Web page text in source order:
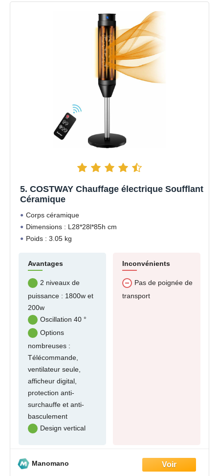
5. COSTWAY Chauffage électrique Soufflant
Céramique
Corps céramique
Dimensions : L28*28l*85h cm
Poids : 3.05 kg
Avantages
2 niveaux de
puissance : 1800w et
200w
Oscillation 40 °
Options
nombreuses :
Télécommande,
ventilateur seule,
afficheur digital,
protection anti-
surchauffe et anti-
basculement
Design vertical
Inconvénients
Pas de poignée de
transport
Manomano